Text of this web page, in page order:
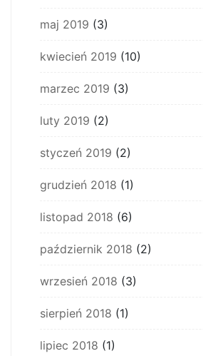
maj 2019 (3)
kwiecień 2019 (10)
marzec 2019 (3)
luty 2019 (2)
styczeń 2019 (2)
grudzień 2018 (1)
listopad 2018 (6)
październik 2018 (2)
wrzesień 2018 (3)
sierpień 2018 (1)
lipiec 2018 (1)